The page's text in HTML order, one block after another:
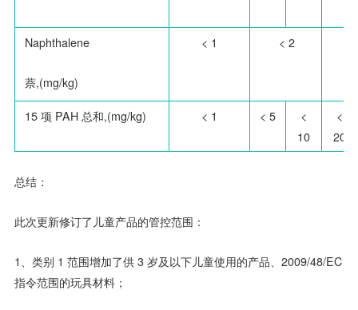
Naphthalene
萘,(mg/kg)
< 1 < 2
15 项 PAH 总和,(mg/kg) < 1 < 5
<
10
<
20
总结：
此次更新修订了儿童产品的管控范围：
1 、类别 1 范围增加了供3 岁及以下儿童使用的产品、 2009/48/EC
指令范围的玩具材料；